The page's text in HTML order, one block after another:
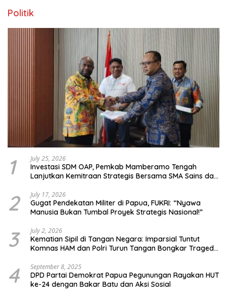
Politik
1 July 25, 2026
Investasi SDM OAP, Pemkab Mamberamo Tengah
Lanjutkan Kemitraan Strategis Bersama SMA Sains dan
2 July 17, 2026
Gugat Pendekatan Militer di Papua, FUKRI: “Nyawa
Manusia Bukan Tumbal Proyek Strategis Nasional!”
3 July 2, 2026
Kematian Sipil di Tangan Negara: Imparsial Tuntut
Komnas HAM dan Polri Turun Tangan Bongkar Tragedi
4 September 8, 2025
DPD Partai Demokrat Papua Pegunungan Rayakan HUT
ke-24 dengan Bakar Batu dan Aksi Sosial